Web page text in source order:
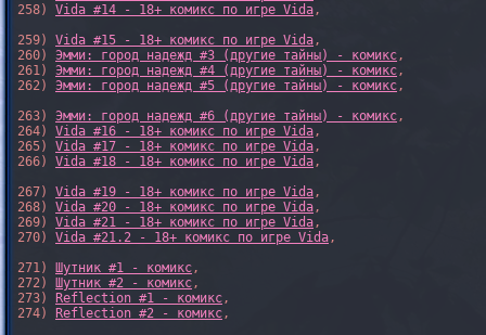
258) Vida #14 - 18+ комикс по игре Vida,
259) Vida #15 - 18+ комикс по игре Vida,
260) Эмми: город надежд #3 (другие тайны) - комикс,
261) Эмми: город надежд #4 (другие тайны) - комикс,
262) Эмми: город надежд #5 (другие тайны) - комикс,
263) Эмми: город надежд #6 (другие тайны) - комикс,
264) Vida #16 - 18+ комикс по игре Vida,
265) Vida #17 - 18+ комикс по игре Vida,
266) Vida #18 - 18+ комикс по игре Vida,
267) Vida #19 - 18+ комикс по игре Vida,
268) Vida #20 - 18+ комикс по игре Vida,
269) Vida #21 - 18+ комикс по игре Vida,
270) Vida #21.2 - 18+ комикс по игре Vida,
271) Шутник #1 - комикс,
272) Шутник #2 - комикс,
273)
Reflection #1 - комикс,
274)
Reflection #2 - комикс,